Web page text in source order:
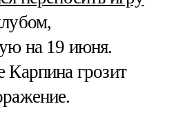
на 19 июня.
Карпина грозит